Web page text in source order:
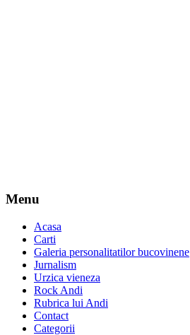
Menu
Acasa
Carti
Galeria personalitatilor bucovinene
Jurnalism
Urzica vieneza
Rock Andi
Rubrica lui Andi
Contact
Categorii